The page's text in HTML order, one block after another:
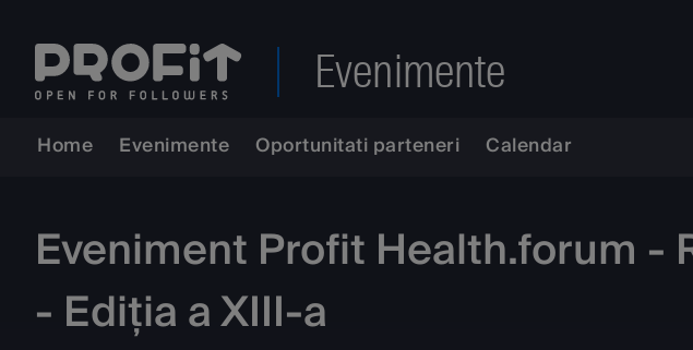
Evenimente
Home Evenimente Oportunitati parteneri Calendar
Eveniment Profit Health.forum
- Ediția a XIII-a